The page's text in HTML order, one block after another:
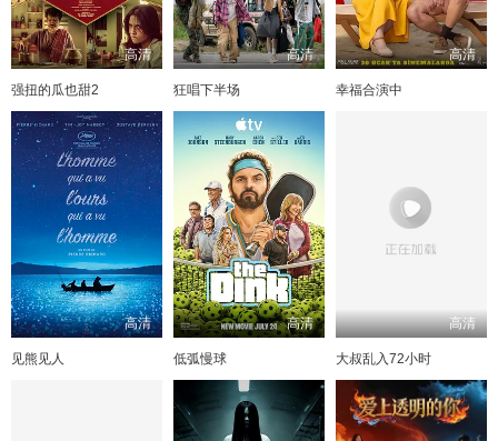
高清
强扭的瓜也甜2
高清
狂唱下半场
高清
幸福合演中
高清
见熊见人
高清
低弧慢球
高清
大叔乱入72小时